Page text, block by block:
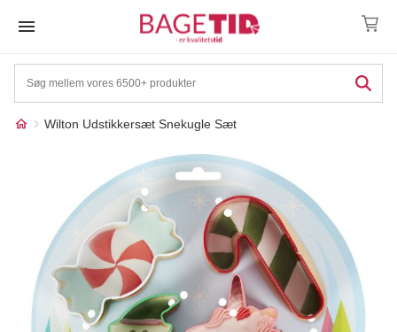
Wilton Udstikkersæt Snekugle Sæt
Måske kunne nogle af
disse produkter have din
interesse?